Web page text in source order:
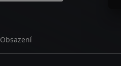
Obsazení